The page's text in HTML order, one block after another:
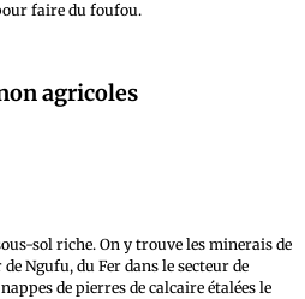
faire du foufou.
agricoles
sol riche. On y trouve les minerais de
Ngufu, du Fer dans le secteur de
de pierres de calcaire étalées le